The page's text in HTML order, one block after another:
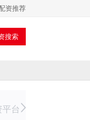
资推荐
搜索
台